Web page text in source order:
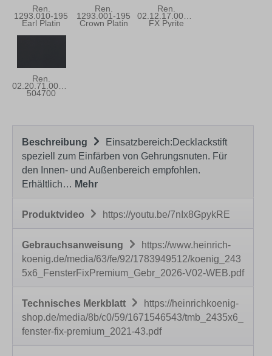
Ren.
1293.010-195
Earl Platin
Ren.
1293.001-195
Crown Platin
Ren.
02.12.17.000001
FX Pyrite
Ren.
02.20.71.000001-
504700
Beschreibung
Einsatzbereich:Decklackstift
speziell zum Einfärben von Gehrungsnuten. Für
den Innen- und Außenbereich empfohlen.
Erhältlich… Mehr
Produktvideo https://youtu.be/7nIx8GpykRE
Gebrauchsanweisung
https://www.heinrich-
koenig.de/media/63/fe/92/1783949512/koenig_243
5x6_FensterFixPremium_Gebr_2026-V02-WEB.pdf
Technisches Merkblatt
https://heinrichkoenig-
shop.de/media/8b/c0/59/1671546543/tmb_2435x6_
fenster-fix-premium_2021-43.pdf